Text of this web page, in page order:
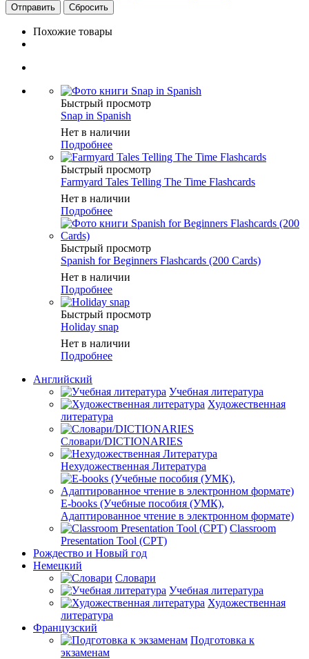
Сбросить
Похожие товары
Быстрый просмотр
Snap in Spanish
Нет в наличии
Подробнее
Быстрый просмотр
Farmyard Tales Telling The Time Flashcards
Нет в наличии
Подробнее
Быстрый просмотр
Spanish for Beginners Flashcards (200 Cards)
Нет в наличии
Подробнее
Быстрый просмотр
Holiday snap
Нет в наличии
Подробнее
Английский
Учебная литература
Художественная
литература
Словари/DICTIONARIES
Нехудожественная Литература
E-books (Учебные пособия (УМК),
Адаптированное чтение в электронном формате)
Classroom
Presentation Tool (CPT)
Рождество и Новый год
Немецкий
Словари
Учебная литература
Художественная
литература
Французский
Подготовка к
экзаменам